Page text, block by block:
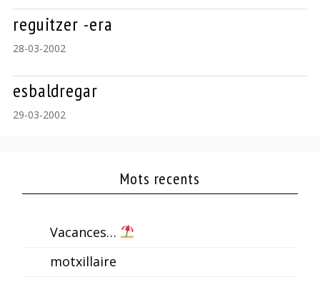
reguitzer -era
28-03-2002
esbaldregar
29-03-2002
Mots recents
Vacances…
motxillaire